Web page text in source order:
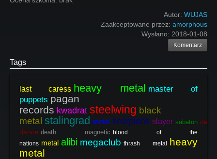
Autor: WUJAS
Zaakceptowane przez: amorphous
Wysłano: 2018-01-08
Komentarz
Tags
last caress heavy metal master of
puppets pagan
records kwadrat steelwing black
metal stalingrad metal scorpions slayer sabaton
dance death magnetic blood of the
nations metal alibi megaclub thrash metal
heavy
metal